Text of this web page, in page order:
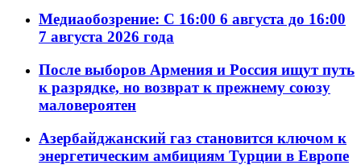
Медиаобозрение: С 16:00 6 августа до 16:00
7 августа 2026 года
После выборов Армения и Россия ищут путь
к разрядке, но возврат к прежнему союзу
маловероятен
Азербайджанский газ становится ключом к
энергетическим амбициям Турции в Европе